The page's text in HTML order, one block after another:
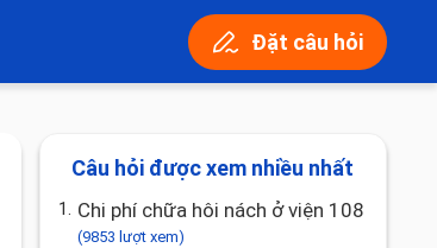
Đặt câu hỏi
Câu hỏi được xem nhiều nhất
1. Chi phí chữa hôi nách ở viện 108
(9853 lượt xem)